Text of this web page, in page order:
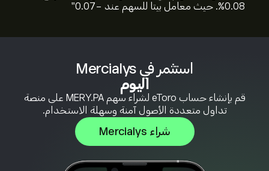
استثمر في Mercialys
اليوم
قم بإنشاء حساب eToro لشراء سهم MERY.PA على منصة
تداول متعددة الأصول آمنة وسهلة الاستخدام.
شراء Mercialys
0.08%. حيث معامل بيتا للسهم عند -0.07"